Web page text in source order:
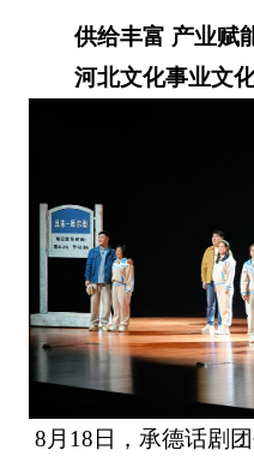
供给丰富 产业赋
河北文化事业文
8月18日，承德话剧